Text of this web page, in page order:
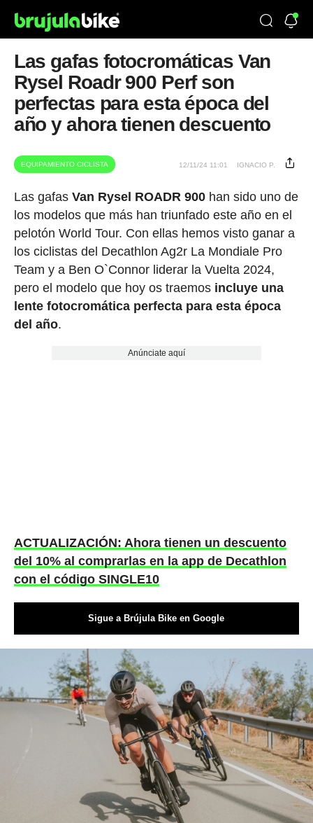
Las gafas fotocromáticas Van
Rysel Roadr 900 Perf son
perfectas para esta época del
año y ahora tienen descuento
EQUIPAMIENTO CICLISTA 12/11/24 11:01 IGNACIO P.
Las gafas Van Rysel ROADR 900han sido uno de
los modelos que más han triunfado este año en el
pelotón World Tour. Con ellas hemos visto ganar a
los ciclistas del Decathlon Ag2r La Mondiale Pro
Team y a Ben O`Connor liderar la Vuelta 2024,
pero el modelo que hoy os traemosincluye una
lente fotocromática perfecta para esta época
del año.
Anúnciate aquí
ACTUALIZACIÓN: Ahora tienen un descuento
del 10% al comprarlas en la app de Decathlon
con el código SINGLE10
Sigue a Brújula Bike en Google